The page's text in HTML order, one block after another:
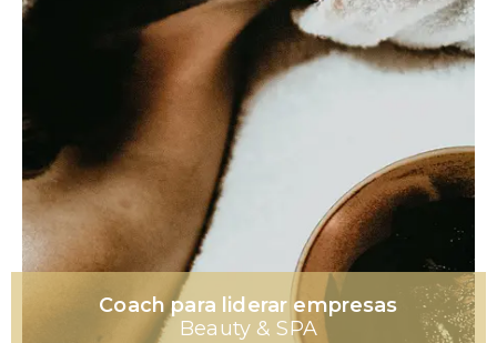
Coach para liderar empresas
Beauty & SPA